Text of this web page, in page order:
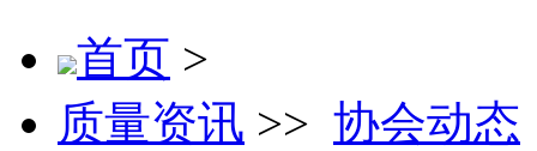
首页 >
质量资讯 >> 协会动态